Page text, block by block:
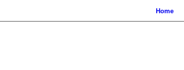
Home